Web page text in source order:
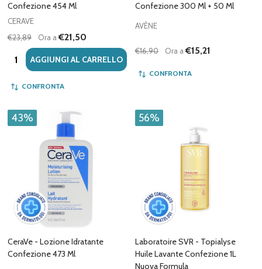
Confezione 454 Ml
CERAVE
€23,89
Ora a€21,50
Quantità:AGGIUNGI AL CARRELLO
CONFRONTA
Confezione 300 Ml + 50 Ml
AVÈNE
€16,90 Ora a€15,21
CONFRONTA
43%
CeraVe - Lozione Idratante
Confezione 473 Ml
56%
Laboratoire SVR - Topialyse
Huile Lavante Confezione 1L
Nuova Formula